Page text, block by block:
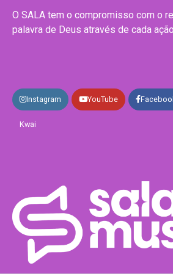
O SALA tem o compromisso com o
palavra de Deus através de cada
Instagram YouTube
Kwai